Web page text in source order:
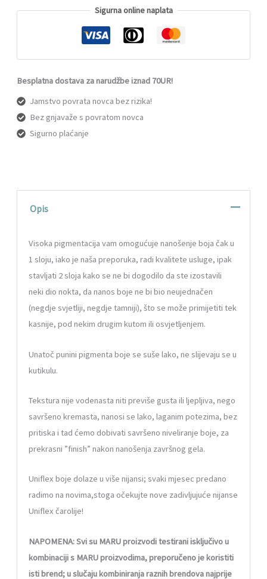
Sigurna online naplata
Besplatna dostava za narudžbe iznad 70UR!
Jamstvo povrata novca bez rizika!
Bez gnjavaže s povratom novca
Sigurno plaćanje
Opis
Visoka pigmentacija vam omogućuje nanošenje boja čak u
1 sloju, iako je naša preporuka, radi kvalitete usluge, ipak
stavljati 2 sloja kako se ne bi dogodilo da ste izostavili
neki dio nokta, da nanos boje ne bi bio neujednačen
(negdje svjetliji, negdje tamniji), što se može primijetiti tek
kasnije, pod nekim drugim kutom ili osvjetljenjem.
Unatoč punini pigmenta boje se suše lako, ne slijevaju se u
kutikulu.
Tekstura nije vodenasta niti previše gusta ili ljepljiva, nego
savršeno kremasta, nanosi se lako, laganim potezima, bez
pritiska i tad ćemo dobivati savršeno niveliranje boje, za
prekrasni ”finish” nakon nanošenja završnog gela.
Uniflex boje dolaze u više nijansi; svaki mjesec predano
radimo na novima,stoga očekujte nove zadivljujuće nijanse
Uniflex čarolije!
NAPOMENA: Svi su MARU proizvodi testirani isključivo u
kombinaciji s MARU proizvodima, preporučeno je koristiti
isti brend; u slučaju kombiniranja raznih brendova najprije